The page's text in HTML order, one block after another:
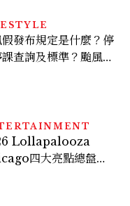
發布規定是什麼？停
查詢及標準？颱風假
Lollapalooza
四大亮點總盤